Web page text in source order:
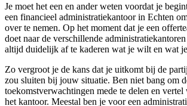
Je moet het een en ander weten voordat je
een financieel administratiekantoor in Echten
over te nemen. Op het moment dat je een
doet naar de verschillende
altijd duidelijk af te kaderen wat je wilt en wat
Zo vergroot je de kans dat je uitkomt bij de
zou sluiten bij jouw situatie. Ben niet bang om
toekomstverwachtingen mede te delen en
het kantoor. Meestal ben je voor een